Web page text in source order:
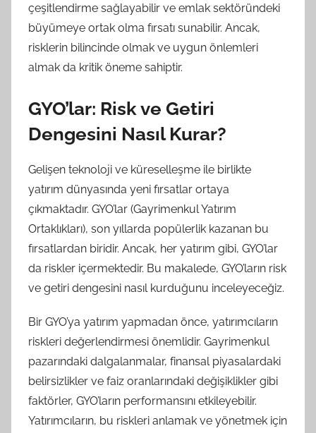
çeşitlendirme sağlayabilir ve emlak sektöründeki
büyümeye ortak olma fırsatı sunabilir. Ancak,
risklerin bilincinde olmak ve uygun önlemleri
almak da kritik öneme sahiptir.
GYO’lar: Risk ve Getiri
Dengesini Nasıl Kurar?
Gelişen teknoloji ve küreselleşme ile birlikte
yatırım dünyasında yeni fırsatlar ortaya
çıkmaktadır. GYO’lar (Gayrimenkul Yatırım
Ortaklıkları), son yıllarda popülerlik kazanan bu
fırsatlardan biridir. Ancak, her yatırım gibi, GYO’lar
da riskler içermektedir. Bu makalede, GYO’ların risk
ve getiri dengesini nasıl kurduğunu inceleyeceğiz.
Bir GYO’ya yatırım yapmadan önce, yatırımcıların
riskleri değerlendirmesi önemlidir. Gayrimenkul
pazarındaki dalgalanmalar, finansal piyasalardaki
belirsizlikler ve faiz oranlarındaki değişiklikler gibi
faktörler, GYO’ların performansını etkileyebilir.
Yatırımcıların, bu riskleri anlamak ve yönetmek için